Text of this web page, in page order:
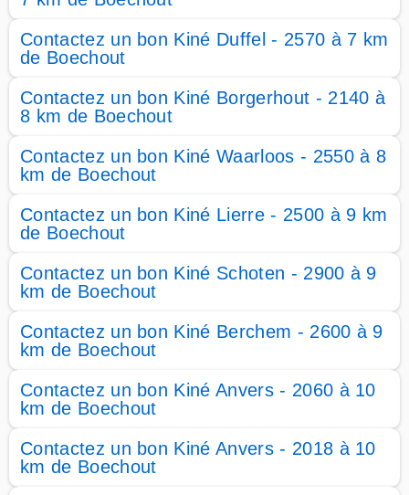
Contactez un bon Kiné Duffel - 2570 à 7 km
de Boechout
Contactez un bon Kiné Borgerhout - 2140 à
8 km de Boechout
Contactez un bon Kiné Waarloos - 2550 à 8
km de Boechout
Contactez un bon Kiné Lierre - 2500 à 9 km
de Boechout
Contactez un bon Kiné Schoten - 2900 à 9
km de Boechout
Contactez un bon Kiné Berchem - 2600 à 9
km de Boechout
Contactez un bon Kiné Anvers - 2060 à 10
km de Boechout
Contactez un bon Kiné Anvers - 2018 à 10
km de Boechout